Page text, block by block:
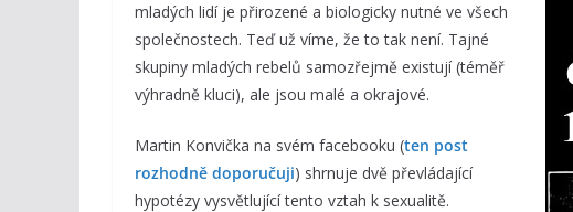
mladých lidí je přirozené a biologicky nutné ve všech
společnostech. Teď už víme, že to tak není. Tajné
skupiny mladých rebelů samozřejmě existují (téměř
výhradně kluci), ale jsou malé a okrajové.
Martin Konvička na svém facebooku (ten post
rozhodně doporučuji) shrnuje dvě převládající
hypotézy vysvětlující tento vztah k sexualitě.